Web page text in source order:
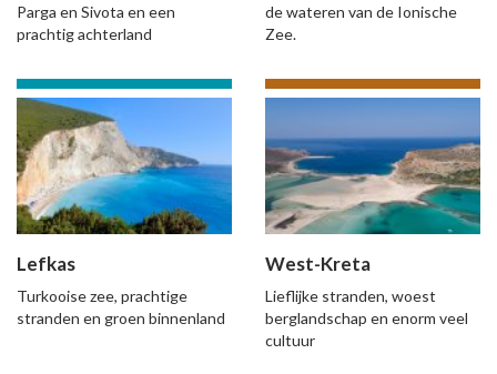
Parga en Sivota en een
prachtig achterland
de wateren van de Ionische
Zee.
Lefkas
Turkooise zee, prachtige
stranden en groen binnenland
West-Kreta
Lieflijke stranden, woest
berglandschap en enorm veel
cultuur